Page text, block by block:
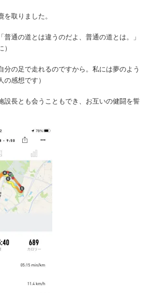
取りました。
普通の道とは違うのだよ、普通の道とは。」
分の足で走れるのですから。私には夢のよう
感想です）
設長とも会うこともでき、お互いの健闘を誓